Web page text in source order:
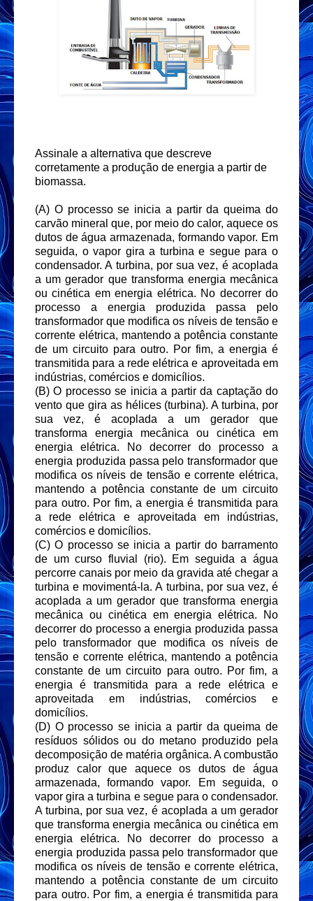
Assinale a alternativa que descreve
corretamente a produção de energia a partir de
biomassa.
(A) O processo se inicia a partir da queima do
carvão mineral que, por meio do calor, aquece os
dutos de água armazenada, formando vapor. Em
seguida, o vapor gira a turbina e segue para o
condensador. A turbina, por sua vez, é acoplada
a um gerador que transforma energia mecânica
ou cinética em energia elétrica. No decorrer do
processo a energia produzida passa pelo
transformador que modifica os níveis de tensão e
corrente elétrica, mantendo a potência constante
de um circuito para outro. Por fim, a energia é
transmitida para a rede elétrica e aproveitada em
indústrias, comércios e domicílios.
(B) O processo se inicia a partir da captação do
vento que gira as hélices (turbina). A turbina, por
sua vez, é acoplada a um gerador que
transforma energia mecânica ou cinética em
energia elétrica. No decorrer do processo a
energia produzida passa pelo transformador que
modifica os níveis de tensão e corrente elétrica,
mantendo a potência constante de um circuito
para outro. Por fim, a energia é transmitida para
a rede elétrica e aproveitada em indústrias,
comércios e domicílios.
(C) O processo se inicia a partir do barramento
de um curso fluvial (rio). Em seguida a água
percorre canais por meio da gravida até chegar a
turbina e movimentá-la. A turbina, por sua vez, é
acoplada a um gerador que transforma energia
mecânica ou cinética em energia elétrica. No
decorrer do processo a energia produzida passa
pelo transformador que modifica os níveis de
tensão e corrente elétrica, mantendo a potência
constante de um circuito para outro. Por fim, a
energia é transmitida para a rede elétrica e
aproveitada em indústrias, comércios e
domicílios.
(D) O processo se inicia a partir da queima de
resíduos sólidos ou do metano produzido pela
decomposição de matéria orgânica. A combustão
produz calor que aquece os dutos de água
armazenada, formando vapor. Em seguida, o
vapor gira a turbina e segue para o condensador.
A turbina, por sua vez, é acoplada a um gerador
que transforma energia mecânica ou cinética em
energia elétrica. No decorrer do processo a
energia produzida passa pelo transformador que
modifica os níveis de tensão e corrente elétrica,
mantendo a potência constante de um circuito
para outro. Por fim, a energia é transmitida para